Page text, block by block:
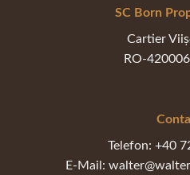
SC Born
Cartier
RO-
Telefon: +40
E-Mail: